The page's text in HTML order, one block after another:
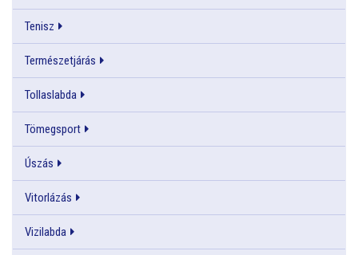
Tenisz
Természetjárás
Tollaslabda
Tömegsport
Úszás
Vitorlázás
Vizilabda